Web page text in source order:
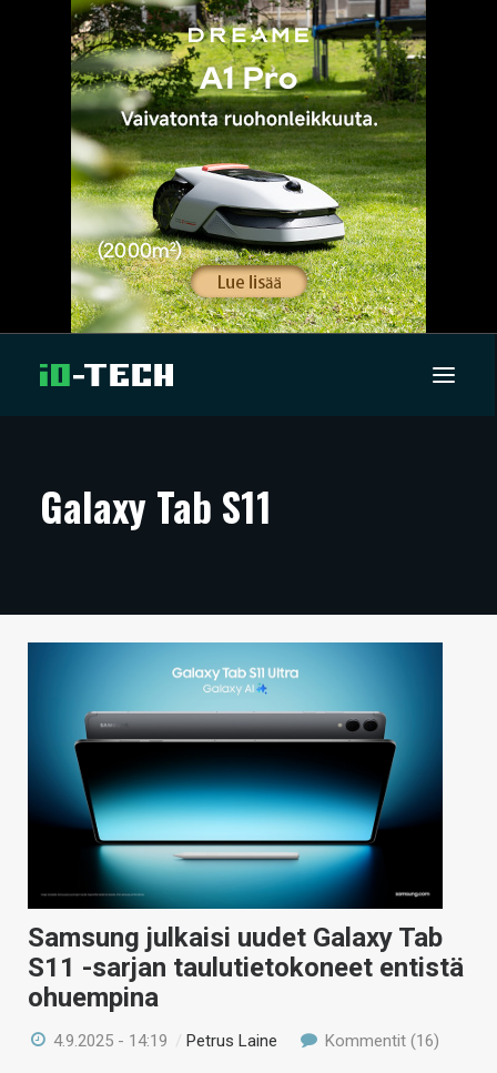
ARTIKKELIT
TECHBBS
VAIHDA TEEMA
HAKU
Galaxy Tab S11
Samsung julkaisi uudet Galaxy Tab
S11 -sarjan taulutietokoneet entistä
ohuempina
4.9.2025 - 14:19 / Petrus Laine Kommentit (16)